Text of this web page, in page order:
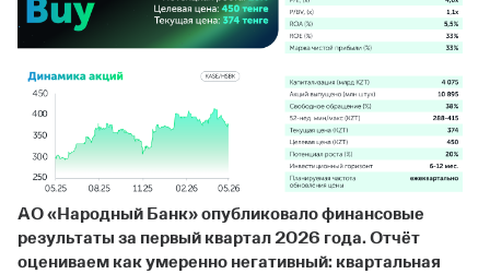
АО «Народный Банк» опубликовало финансовые
результаты за первый квартал 2026 года. Отчёт
оцениваем как умеренно негативный: квартальная